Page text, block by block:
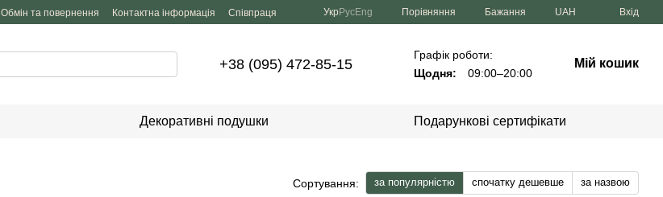
Обмін та повернення Контактна інформація
Співпраця
УкрРусEng Порівняння Бажання UAH Вхід
+38 (095) 472-85-15
Графік роботи:
Щодня:
09:00–20:00
Мій кошик
Декоративні подушки Подарункові сертифікати
Сортування: за популярністю спочатку дешевше за назвою